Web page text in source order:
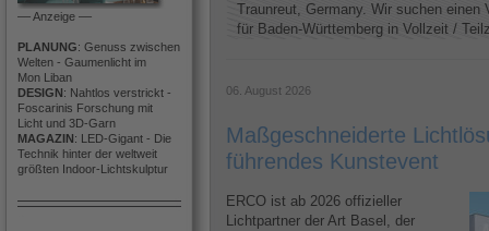
–– Anzeige ––
PLANUNG: Genuss zwischen
Welten - Gaumenlicht im
Mon Liban
DESIGN: Nahtlos verstrickt -
Foscarinis Forschung mit
Licht und 3D-Garn
MAGAZIN: LED-Gigant - Die
Technik hinter der weltweit
größten Indoor-Lichtskulptur
Traunreut, Germany. Wir suchen einen
für Baden-Württemberg in Vollzeit /
06. August 2026
Maßgeschneiderte
führendes Kunstevent
ERCO ist ab 2026 offizieller
Lichtpartner der Art Basel, der